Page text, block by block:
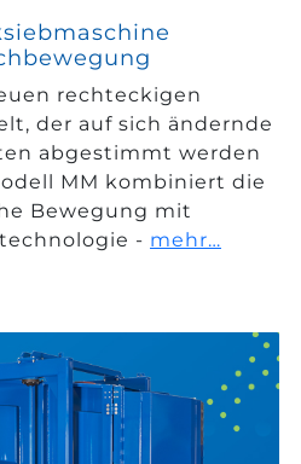
rechteckigen
der auf sich ändernde
abgestimmt werden
MM kombiniert die
Bewegung mit
- mehr…